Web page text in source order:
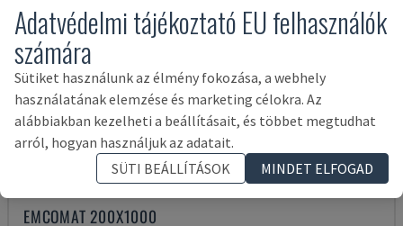
EMCOMAT 200X1000
Adatvédelmi tájékoztató EU felhasználók
számára
Sütiket használunk az élmény fokozása, a webhely
használatának elemzése és marketing célokra. Az
alábbiakban kezelheti a beállításait, és többet megtudhat
arról, hogyan használjuk az adatait.
SÜTI BEÁLLÍTÁSOK
MINDET ELFOGAD